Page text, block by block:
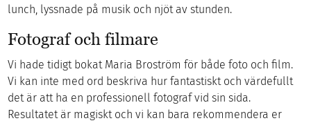
lunch, lyssnade på musik och njöt av stunden.
Fotograf och filmare
Vi hade tidigt bokat Maria Broström för både foto och film.
Vi kan inte med ord beskriva hur fantastiskt och värdefullt
det är att ha en professionell fotograf vid sin sida.
Resultatet är magiskt och vi kan bara rekommendera er